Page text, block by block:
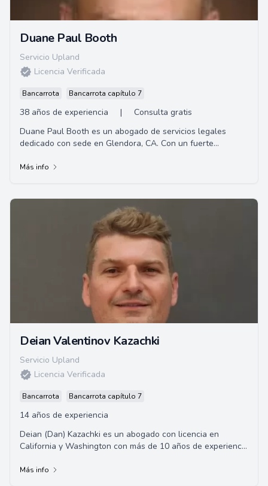
Duane Paul Booth
Servicio Upland
Licencia Verificada
Bancarrota Bancarrota capítulo 7
38 años de experiencia |
Consulta gratis
Duane Paul Booth es un abogado de servicios legales
dedicado con sede en Glendora, CA. Con un fuerte
Más info
Deian Valentinov Kazachki
Servicio Upland
Licencia Verificada
Bancarrota Bancarrota capítulo 7
14 años de experiencia
Deian (Dan) Kazachki es un abogado con licencia en
California y Washington con más de 10 años de experiencia
Más info